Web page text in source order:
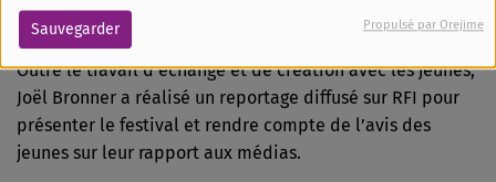
Sauvegarder Propulsé par Orejime
Outre le travail d’échange et de création avec les jeunes,
Joël Bronner a réalisé un reportage diffusé sur RFI pour
présenter le festival et rendre compte de l’avis des
jeunes sur leur rapport aux médias.